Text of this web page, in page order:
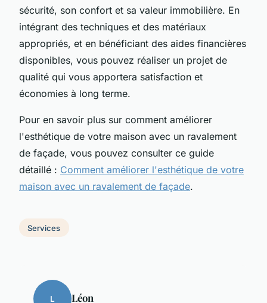
sécurité, son confort et sa valeur immobilière. En
intégrant des techniques et des matériaux
appropriés, et en bénéficiant des aides financières
disponibles, vous pouvez réaliser un projet de
qualité qui vous apportera satisfaction et
économies à long terme.
Pour en savoir plus sur comment améliorer
l'esthétique de votre maison avec un ravalement
de façade, vous pouvez consulter ce guide
détaillé : Comment améliorer l'esthétique de votre
maison avec un ravalement de façade.
Services
L Léon